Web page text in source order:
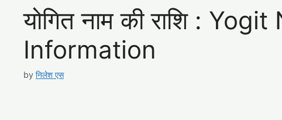
योगित नाम की राशि :
Information
by निलेश एस